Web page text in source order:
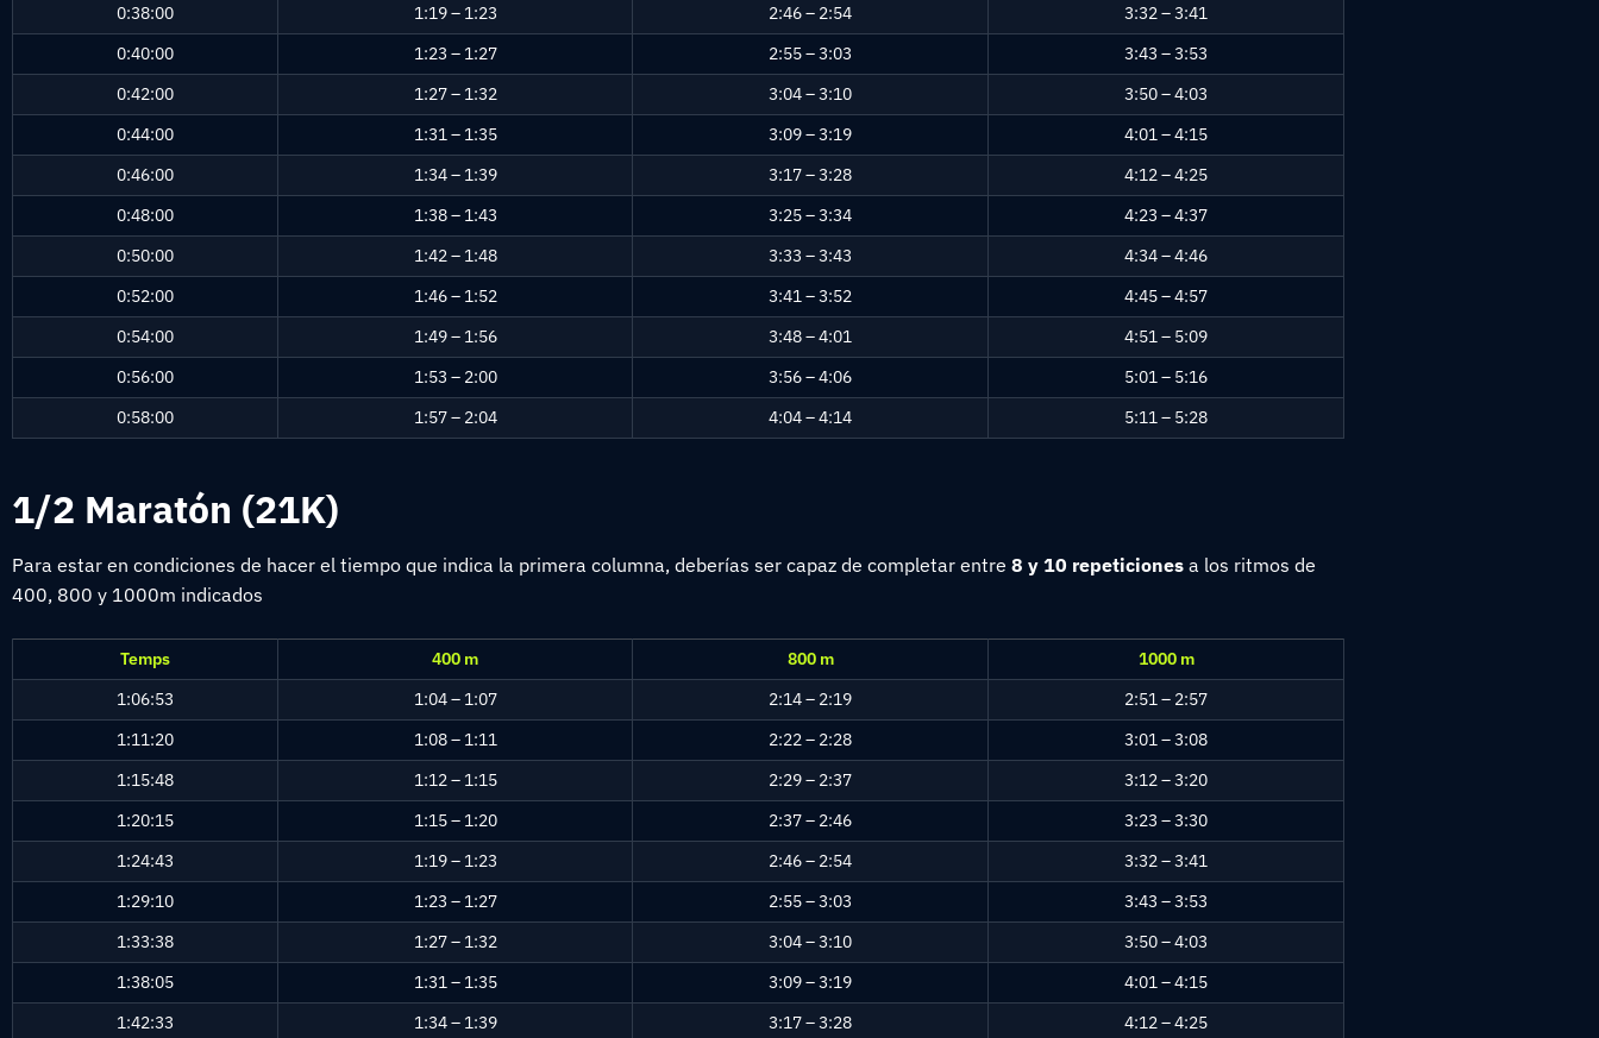
0:38:00
1:19 – 1:23 2:46 – 2:54
3:32 – 3:41
0:40:00
1:23 – 1:27 2:55 – 3:03
3:43 – 3:53
0:42:00
1:27 – 1:32 3:04 – 3:10
3:50 – 4:03
0:44:00
1:31 – 1:35 3:09 – 3:19
4:01 – 4:15
0:46:00
1:34 – 1:39 3:17 – 3:28
4:12 – 4:25
0:48:00
1:38 – 1:43 3:25 – 3:34
4:23 – 4:37
0:50:00
1:42 – 1:48 3:33 – 3:43
4:34 – 4:46
0:52:00
1:46 – 1:52 3:41 – 3:52
4:45 – 4:57
0:54:00
1:49 – 1:56 3:48 – 4:01
4:51 – 5:09
0:56:00
1:53 – 2:00 3:56 – 4:06
5:01 – 5:16
0:58:00
1:57 – 2:04 4:04 – 4:14 5:11 – 5:28
1/2 Maratón (21K)
Para estar en condiciones de hacer el tiempo que indica la primera columna, deberías ser capaz de completar entre 8 y 10 repeticiones a los ritmos de
400, 800 y 1000m indicados
Temps 400 m 800 m
1000 m
1:06:53
1:04 – 1:07 2:14 – 2:19
2:51 – 2:57
1:11:20
1:08 – 1:11 2:22 – 2:28
3:01 – 3:08
1:15:48
1:12 – 1:15 2:29 – 2:37
3:12 – 3:20
1:20:15
1:15 – 1:20 2:37 – 2:46
3:23 – 3:30
1:24:43
1:19 – 1:23 2:46 – 2:54
3:32 – 3:41
1:29:10
1:23 – 1:27 2:55 – 3:03
3:43 – 3:53
1:33:38
1:27 – 1:32 3:04 – 3:10
3:50 – 4:03
1:38:05
1:31 – 1:35 3:09 – 3:19
4:01 – 4:15
1:42:33
1:34 – 1:39 3:17 – 3:28
4:12 – 4:25